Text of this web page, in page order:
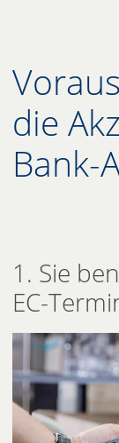
die
Bank-
1. Sie
EC-